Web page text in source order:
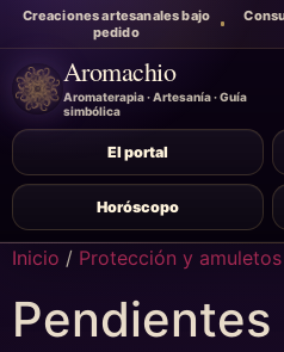
Creaciones artesanales bajo
pedido
Aromachio
Aromaterapia · Artesanía · Guía
simbólica
El portal
Horóscopo
Inicio / Protección y amuletos
Pendientes